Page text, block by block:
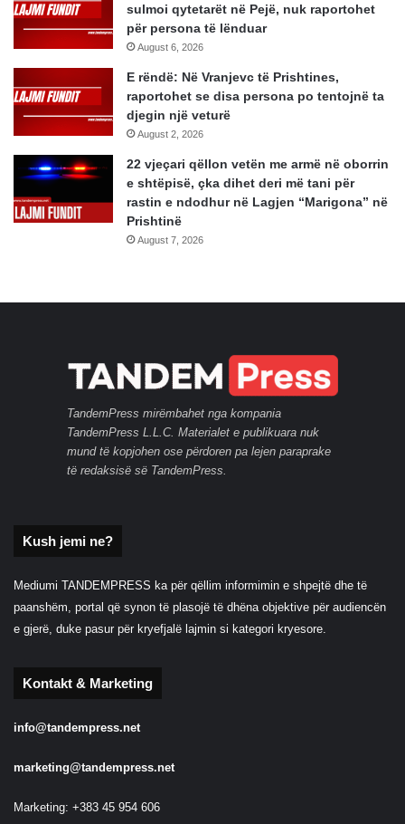
sulmoi qytetarët në Pejë, nuk raportohet
për persona të lënduar
August 6, 2026
E rëndë: Në Vranjevc të Prishtines,
raportohet se disa persona po tentojnë ta
djegin një veturë
August 2, 2026
22 vjeçari qëllon vetën me armë në oborrin
e shtëpisë, çka dihet deri më tani për
rastin e ndodhur në Lagjen “Marigona” në
Prishtinë
August 7, 2026
TandemPress mirëmbahet nga kompania
TandemPress L.L.C. Materialet e publikuara nuk
mund të kopjohen ose përdoren pa lejen paraprake
të redaksisë së TandemPress.
Kush jemi ne?
Mediumi TANDEMPRESS ka për qëllim informimin e shpejtë dhe të
paanshëm, portal që synon të plasojë të dhëna objektive për audiencën
e gjerë, duke pasur për kryefjalë lajmin si kategori kryesore.
Kontakt & Marketing
info@tandempress.net
marketing@tandempress.net
Marketing: +383 45 954 606